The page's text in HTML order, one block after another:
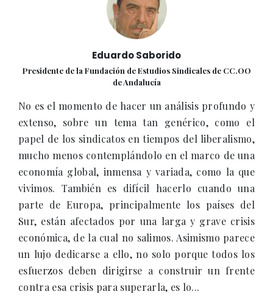
Eduardo Saborido
Presidente de la Fundación de Estudios Sindicales de CC.OO
de Andalucía
No es el momento de hacer un análisis profundo y
extenso, sobre un tema tan genérico, como el
papel de los sindicatos en tiempos del liberalismo,
mucho menos contemplándolo en el marco de una
economía global, inmensa y variada, como la que
vivimos. También es difícil hacerlo cuando una
parte de Europa, principalmente los países del
Sur, están afectados por una larga y grave crisis
económica, de la cual no salimos. Asimismo parece
un lujo dedicarse a ello, no solo porque todos los
esfuerzos deben dirigirse a construir un frente
contra esa crisis para superarla, es lo...